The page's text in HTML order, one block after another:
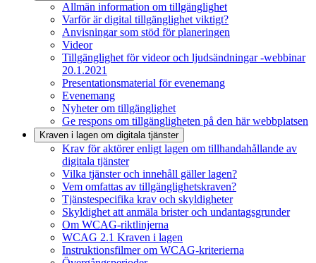
Allmän information om tillgänglighet
Varför är digital tillgänglighet viktigt?
Anvisningar som stöd för planeringen
Videor
Tillgänglighet för videor och ljudsändningar -webbinar
20.1.2021
Presentationsmaterial för evenemang
Evenemang
Nyheter om tillgänglighet
Ge respons om tillgängligheten på den här webbplatsen
Kraven i lagen om digitala tjänster
Krav för aktörer enligt lagen om tillhandahållande av
digitala tjänster
Vilka tjänster och innehåll gäller lagen?
Vem omfattas av tillgänglighetskraven?
Tjänstespecifika krav och skyldigheter
Skyldighet att anmäla brister och undantagsgrunder
Om WCAG-riktlinjerna
WCAG 2.1 Kraven i lagen
Instruktionsfilmer om WCAG-kriterierna